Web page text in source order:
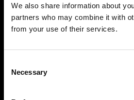
We also share information about
partners who may combine it with
from your use of their services.
Selection
Necessary
La marque TECHNAL
Écoresponsabilité